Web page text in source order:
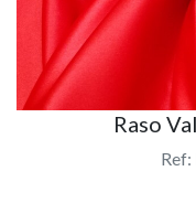
Raso
Ref: